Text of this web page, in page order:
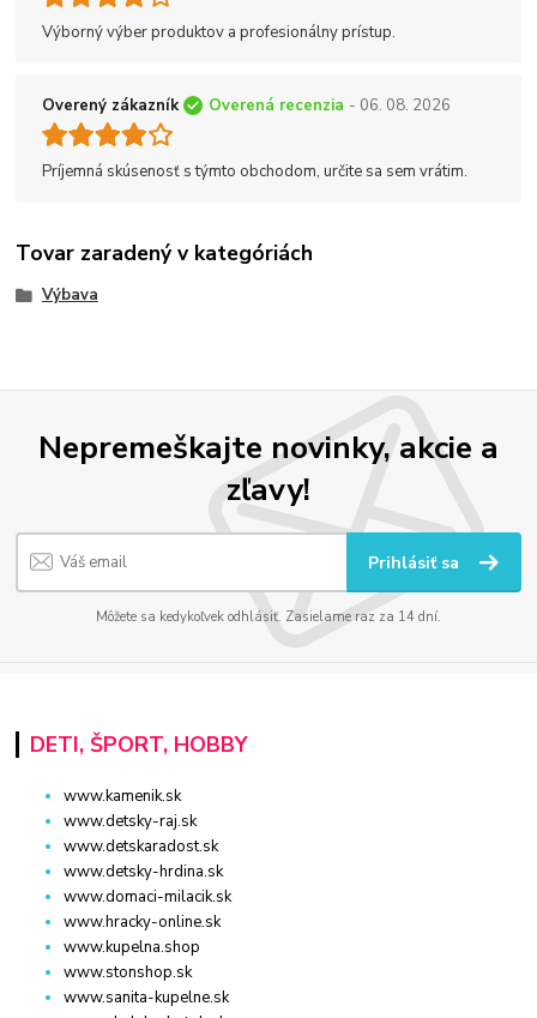
Výborný výber produktov a profesionálny prístup.
Overený zákazník Overená recenzia - 06. 08. 2026
Príjemná skúsenosť s týmto obchodom, určite sa sem vrátim.
Tovar zaradený v kategóriách
Výbava
Nepremeškajte novinky, akcie a
zľavy!
Prihlásiť sa
Môžete sa kedykoľvek odhlásiť. Zasielame raz za 14 dní.
DETI, ŠPORT, HOBBY
www.kamenik.sk
www.detsky-raj.sk
www.detskaradost.sk
www.detsky-hrdina.sk
www.domaci-milacik.sk
www.hracky-online.sk
www.kupelna.shop
www.stonshop.sk
www.sanita-kupelne.sk